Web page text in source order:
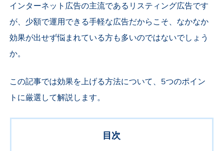
インターネット広告の主流であるリスティング広告です
が、少額で運用できる手軽な広告だからこそ、なかなか
効果が出せず悩まれている方も多いのではないでしょう
か。
この記事では効果を上げる方法について、5つのポイン
トに厳選して解説します。
目次